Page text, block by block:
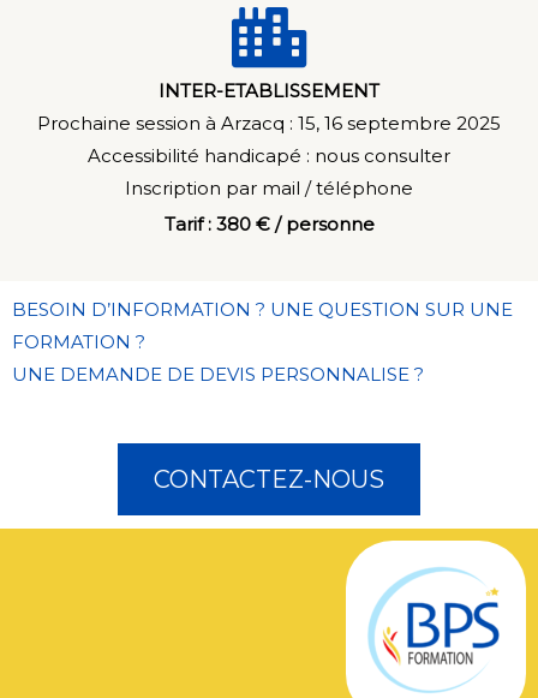
INTER-ETABLISSEMENT
Prochaine session à Arzacq : 15, 16 septembre 2025
Accessibilité handicapé : nous consulter
Inscription par mail / téléphone
Tarif : 380 € / personne
BESOIN D’INFORMATION ? UNE QUESTION SUR UNE
FORMATION ?
UNE DEMANDE DE DEVIS PERSONNALISE ?
CONTACTEZ-NOUS